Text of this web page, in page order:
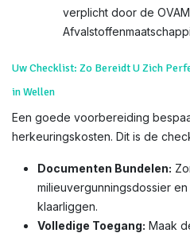
verplicht door de
Uw Checklist: Zo Bereidt U Zich
in Wellen
Een goede voorbereiding
herkeuringskosten. Dit is de
Documenten Bundelen:
milieuvergunningsdossier
klaarliggen.
Volledige Toegang: Maak